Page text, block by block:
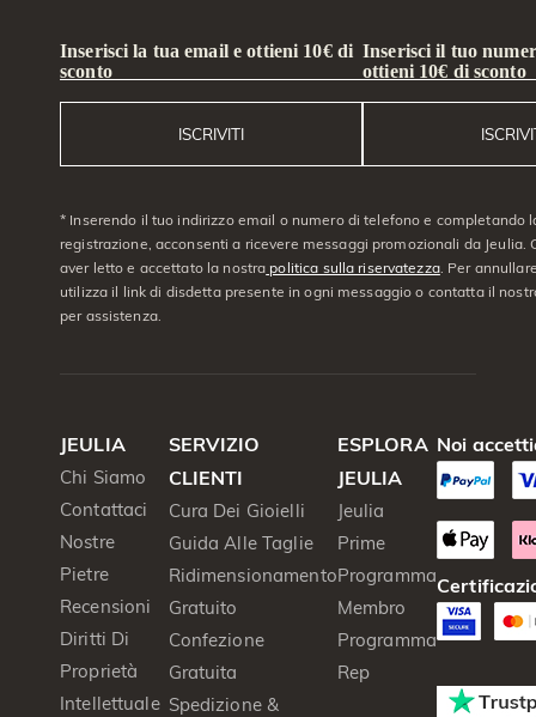
Inserisci la tua email e ottieni 10€ di
sconto
ISCRIVITI
Inserisci il tuo
ottieni 10€ di sconto
* Inserendo il tuo indirizzo email o numero di telefono e completando
registrazione, acconsenti a ricevere messaggi promozionali da Jeulia.
aver letto e accettato la nostra politica sulla riservatezza. Per
utilizza il link di disdetta presente in ogni messaggio o contatta il
per assistenza.
JEULIA
Chi Siamo
Contattaci
Nostre
Pietre
Recensioni
Diritti Di
Proprietà
Intellettuale
SERVIZIO
CLIENTI
Cura Dei Gioielli
Guida Alle Taglie
Ridimensionamento
Gratuito
Confezione
Gratuita
Spedizione &
ESPLORA
JEULIA
Jeulia
Prime
Programma
Membro
Programma
Rep
Noi